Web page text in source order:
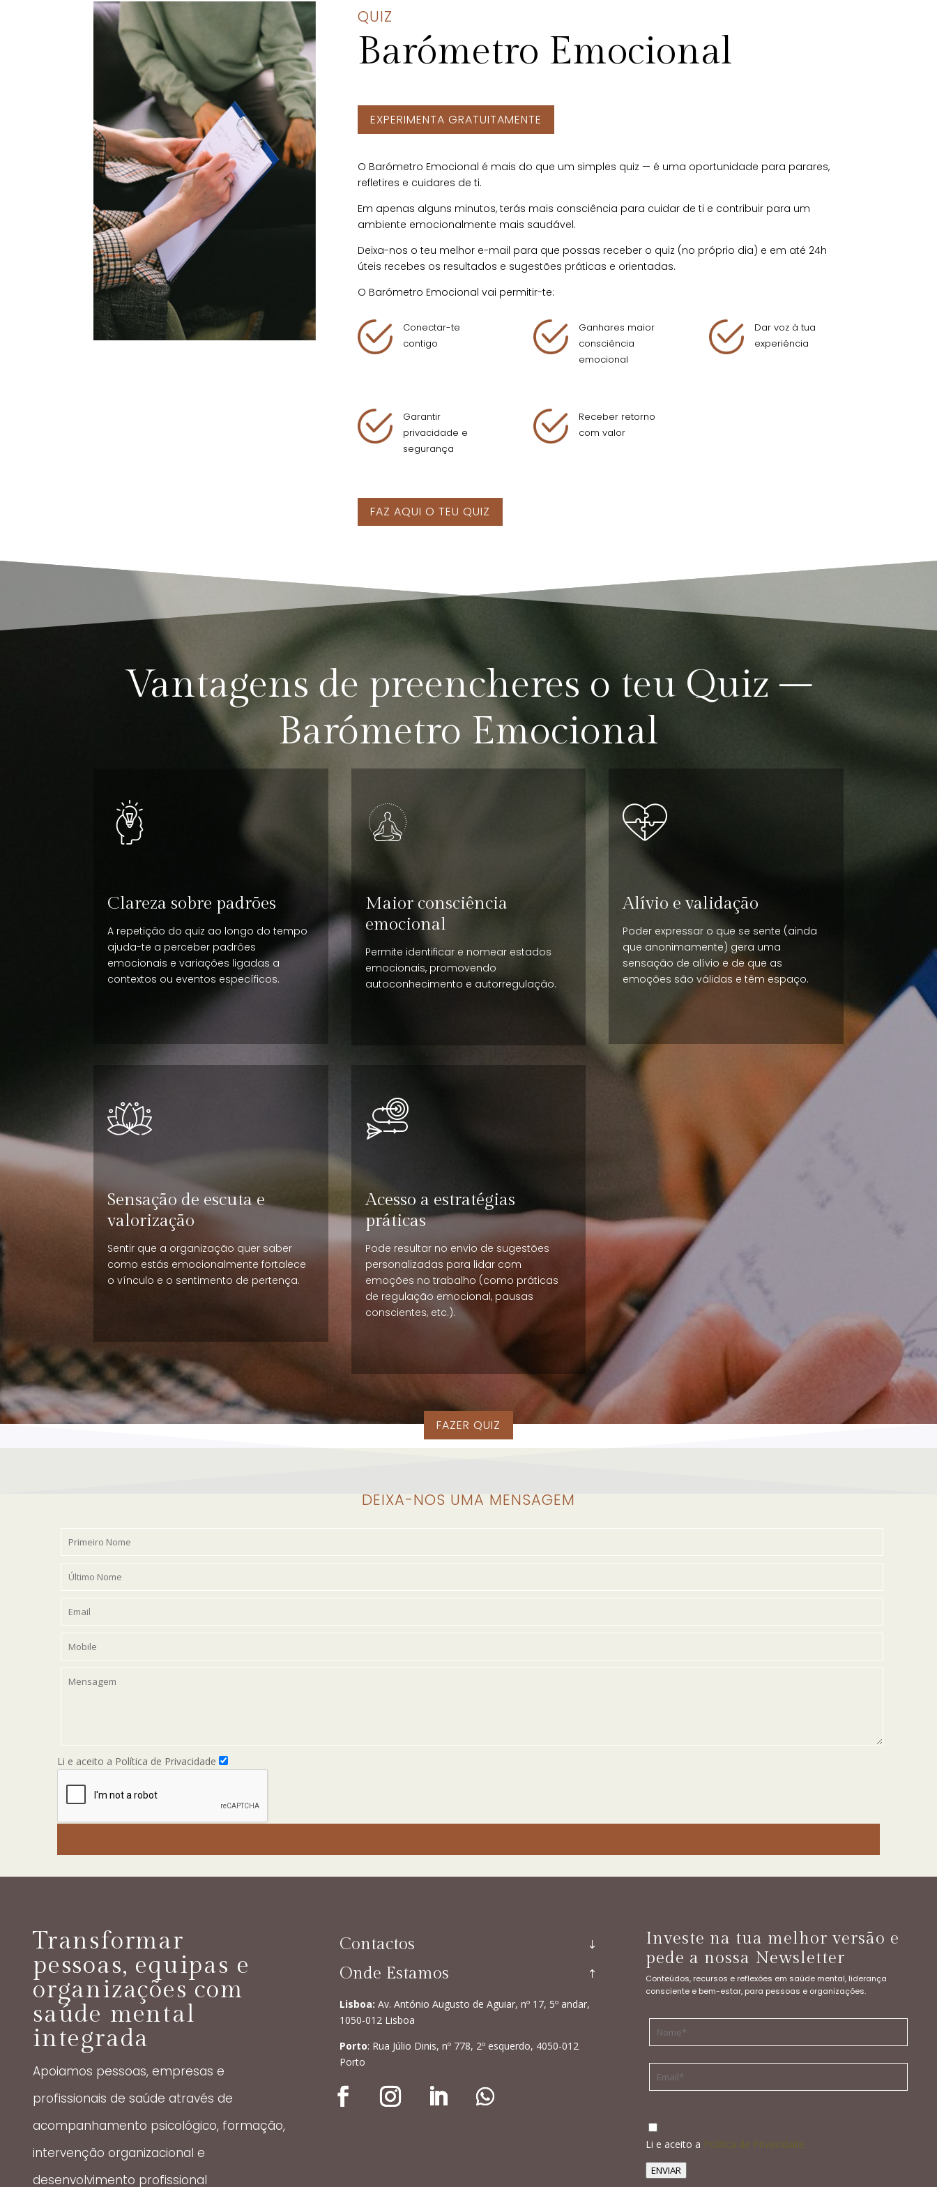
QUIZ
Barómetro Emocional
EXPERIMENTA GRATUITAMENTE
O Barómetro Emocional é mais do que um simples quiz — é uma oportunidade para parares,
refletires e cuidares de ti.
Em apenas alguns minutos, terás mais consciência para cuidar de ti e contribuir para um
ambiente emocionalmente mais saudável.
Deixa-nos o teu melhor e-mail para que possas receber o quiz (no próprio dia) e em até 24h
úteis recebes os resultados e sugestões práticas e orientadas.
O Barómetro Emocional vai permitir-te:
Conectar-te
contigo
Ganhares maior
consciência
emocional
Dar voz à tua
experiência
Garantir
privacidade e
segurança
Receber retorno
com valor
FAZ AQUI O TEU QUIZ
Vantagens de preencheres o teu Quiz –
Barómetro Emocional
Clareza sobre padrões
A repetição do quiz ao longo do tempo
ajuda-te a perceber padrões
emocionais e variações ligadas a
contextos ou eventos específicos.
Maior consciência
emocional
Permite identificar e nomear estados
emocionais, promovendo
autoconhecimento e autorregulação.
Alívio e validação
Poder expressar o que se sente (ainda
que anonimamente) gera uma
sensação de alívio e de que as
emoções são válidas e têm espaço.
Sensação de escuta e
valorização
Sentir que a organização quer saber
como estás emocionalmente fortalece
o vínculo e o sentimento de pertença.
Acesso a estratégias
práticas
Pode resultar no envio de sugestões
personalizadas para lidar com
emoções no trabalho (como práticas
de regulação emocional, pausas
conscientes, etc.).
FAZER QUIZ
DEIXA-NOS UMA MENSAGEM
Li e aceito a Política de Privacidade
Transformar
pessoas, equipas e
organizações com
saúde mental
integrada
Apoiamos pessoas, empresas e
profissionais de saúde através de
acompanhamento psicológico, formação,
intervenção organizacional e
desenvolvimento profissional
Contactos
Onde Estamos
Lisboa: Av. António Augusto de Aguiar, nº 17, 5º andar,
1050-012 Lisboa
Porto: Rua Júlio Dinis, nº 778, 2º esquerdo, 4050-012
Porto
Investe na tua melhor versão e
pede a nossa Newsletter
Conteúdos, recursos e reflexões em saúde mental, liderança
consciente e bem-estar, para pessoas e organizações.
Li e aceito a Política de Privacidade
ENVIAR